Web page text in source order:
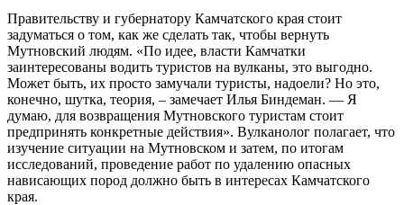
Правительству и губернатору Камчатского края стоит
задуматься о том, как же сделать так, чтобы вернуть
Мутновский людям. «По идее, власти Камчатки
заинтересованы водить туристов на вулканы, это выгодно.
Может быть, их просто замучали туристы, надоели? Но это,
конечно, шутка, теория, – замечает Илья Биндеман. — Я
думаю, для возвращения Мутновского туристам стоит
предпринять конкретные действия». Вулканолог полагает, что
изучение ситуации на Мутновском и затем, по итогам
исследований, проведение работ по удалению опасных
нависающих пород должно быть в интересах Камчатского
края.